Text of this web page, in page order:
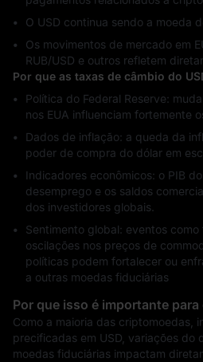
O USD continua sendo a moeda
Os movimentos de mercado em
RUB/USD e outros refletem
Por que as taxas de câmbio do
Política do Federal Reserve:
nos EUA influenciam fortemente
Dados de inflação: a queda da
poder de compra do dólar em
Indicadores econômicos: o PIB
desemprego e os saldos
dos investidores globais.
Sentimento global: eventos
oscilações nos preços de
políticas podem fortalecer ou
a outras moedas fiduciárias
Por que isso é importante
Como a maioria das criptomoedas,
precificadas em USD, variações do
moedas fiduciárias impactam